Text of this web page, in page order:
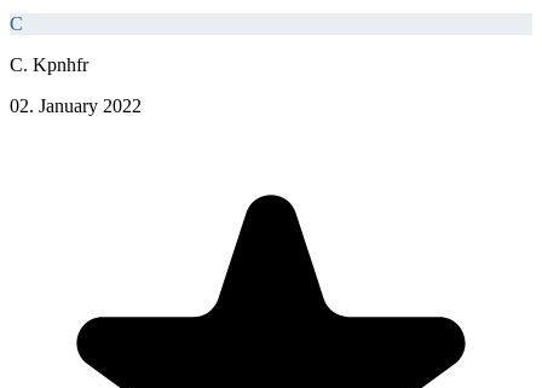
C
C. Kpnhfr
02. January 2022